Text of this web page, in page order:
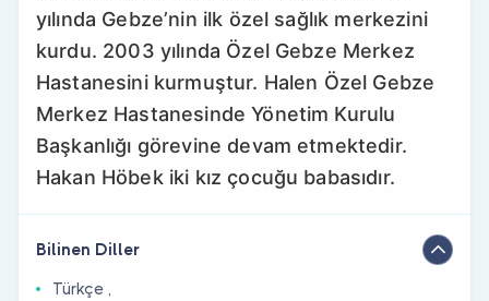
yılında Gebze’nin ilk özel sağlık merkezini
kurdu. 2003 yılında Özel Gebze Merkez
Hastanesini kurmuştur. Halen Özel Gebze
Merkez Hastanesinde Yönetim Kurulu
Başkanlığı görevine devam etmektedir.
Hakan Höbek iki kız çocuğu babasıdır.
Bilinen Diller
Türkçe ,